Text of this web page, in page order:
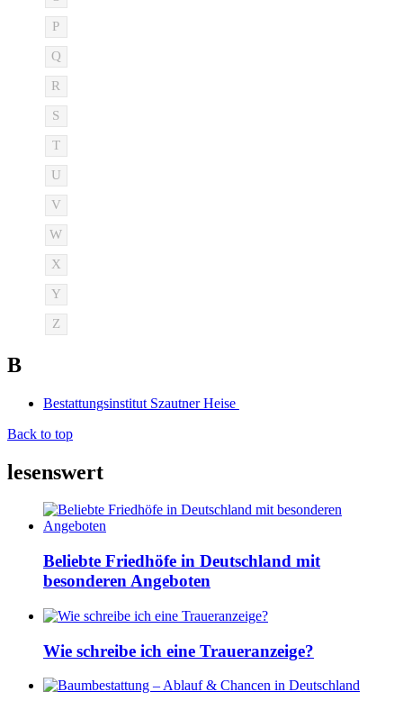
P
Q
R
S
T
U
V
W
X
Y
Z
B
Bestattungsinstitut Szautner Heise
Back to top
lesenswert
Beliebte Friedhöfe in Deutschland mit
besonderen Angeboten
Wie schreibe ich eine Traueranzeige?